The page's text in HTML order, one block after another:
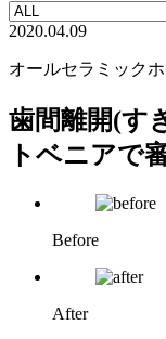
2020.04.09
オールセラミック
歯間離開(す
トベニアで
Before
After